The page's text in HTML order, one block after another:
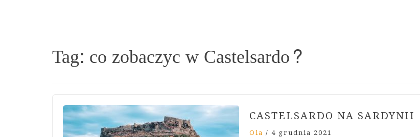
Tag: co zobaczyc w Castelsardo?
CASTELSARDO NA SARDYNII
Ola / 4 grudnia 2021